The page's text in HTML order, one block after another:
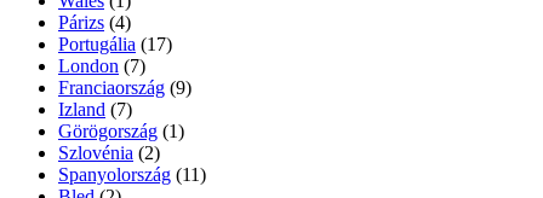
Párizs (4)
Portugália (17)
London (7)
Franciaország (9)
Izland (7)
Görögország (1)
Szlovénia (2)
Spanyolország (11)